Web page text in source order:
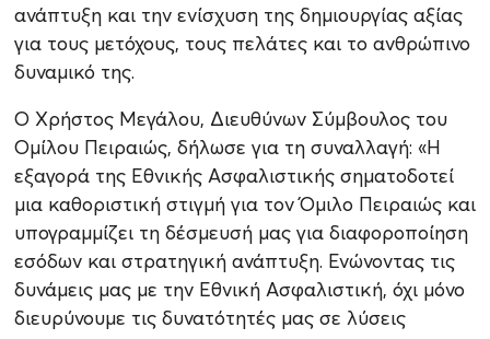
ανάπτυξη και την ενίσχυση της δημιουργίας αξίας
για τους μετόχους, τους πελάτες και το ανθρώπινο
δυναμικό της.
Ο Χρήστος Μεγάλου, Διευθύνων Σύμβουλος του
Ομίλου Πειραιώς, δήλωσε για τη συναλλαγή: «Η
εξαγορά της Εθνικής Ασφαλιστικής σηματοδοτεί
μια καθοριστική στιγμή για τον Όμιλο Πειραιώς και
υπογραμμίζει τη δέσμευσή μας για διαφοροποίηση
εσόδων και στρατηγική ανάπτυξη. Ενώνοντας τις
δυνάμεις μας με την Εθνική Ασφαλιστική, όχι μόνο
διευρύνουμε τις δυνατότητές μας σε λύσεις